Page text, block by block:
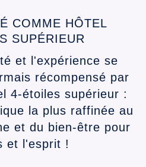
COMME HÔTEL
SUPÉRIEUR
et l'expérience se
récompensé par
4‑étoiles supérieur :
la plus raffinée au
et du bien-être pour
et l'esprit !